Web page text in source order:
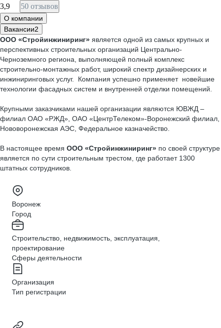
3,9 50 отзывов
О компании
Вакансии2
ООО «Стройинжиниринг» является одной из самых крупных и
перспективных строительных организаций Центрально-
Черноземного региона, выполняющей полный комплекс
строительно-монтажных работ, широкий спектр дизайнерских и
инжиниринговых услуг. Компания успешно применяет новейшие
технологии фасадных систем и внутренней отделки помещений.
Крупными заказчиками нашей организации являются ЮВЖД –
филиал ОАО «РЖД», ОАО «ЦентрТелеком»-Воронежский филиал,
Нововоронежская АЭС, Федеральное казначейство.
В настоящее время ООО «Стройинжиниринг» по своей структуре
является по сути строительным трестом, где работает 1300
штатных сотрудников.
Воронеж
Город
Строительство, недвижимость, эксплуатация,
проектирование
Сферы деятельности
Организация
Тип регистрации